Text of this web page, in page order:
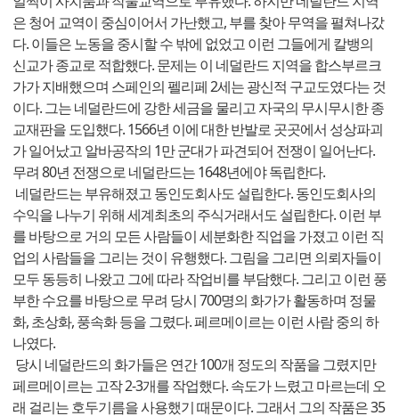
은 청어 교역이 중심이어서 가난했고, 부를 찾아 무역을 펼쳐나갔
다. 이들은 노동을 중시할 수 밖에 없었고 이런 그들에게 칼뱅의
신교가 종교로 적합했다. 문제는 이 네덜란드 지역을 합스부르크
가가 지배했으며 스페인의 펠리페 2세는 광신적 구교도였다는 것
이다. 그는 네덜란드에 강한 세금을 물리고 자국의 무시무시한 종
교재판을 도입했다. 1566년 이에 대한 반발로 곳곳에서 성상파괴
가 일어났고 알바공작의 1만 군대가 파견되어 전쟁이 일어난다.
무려 80년 전쟁으로 네덜란드는 1648년에야 독립한다.
네덜란드는 부유해졌고 동인도회사도 설립한다. 동인도회사의
수익을 나누기 위해 세계최초의 주식거래서도 설립한다. 이런 부
를 바탕으로 거의 모든 사람들이 세분화한 직업을 가졌고 이런 직
업의 사람들을 그리는 것이 유행했다. 그림을 그리면 의뢰자들이
모두 동등히 나왔고 그에 따라 작업비를 부담했다. 그리고 이런 풍
부한 수요를 바탕으로 무려 당시 700명의 화가가 활동하며 정물
화, 초상화, 풍속화 등을 그렸다. 페르메이르는 이런 사람 중의 하
나였다.
당시 네덜란드의 화가들은 연간 100개 정도의 작품을 그렸지만
페르메이르는 고작 2-3개를 작업했다. 속도가 느렸고 마르는데 오
래 걸리는 호두기름을 사용했기 때문이다. 그래서 그의 작품은 35